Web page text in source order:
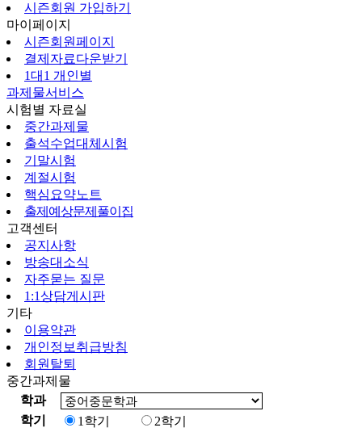
시즌회원 가입하기
마이페이지
시즌회원페이지
결제자료다운받기
1대1 개인별
과제물서비스
시험별 자료실
중간과제물
출석수업대체시험
기말시험
계절시험
핵심요약노트
출제예상문제풀이집
고객센터
공지사항
방송대소식
자주묻는 질문
1:1상담게시판
기타
이용약관
개인정보취급방침
회원탈퇴
중간과제물
학과
학기
1학기 2학기